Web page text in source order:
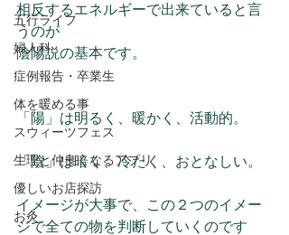
五行ライフ
婦人科
症例報告・卒業生
体を暖める事
スウィーツフェス
生理と仲良くなるアプリ
優しいお店探訪
お灸
相反するエネルギーで出来ていると言
うのが
陰陽説の基本です。
「陽」は明るく、暖かく、活動的。
「陰」は暗く、冷たく、おとなしい。
イメージが大事で、この２つのイメー
ジで全ての物を判断していくのです